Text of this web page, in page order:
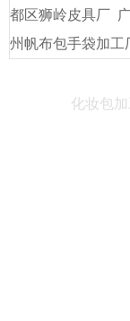
都区狮岭皮具厂
州帆布包手袋加工
化妆包加